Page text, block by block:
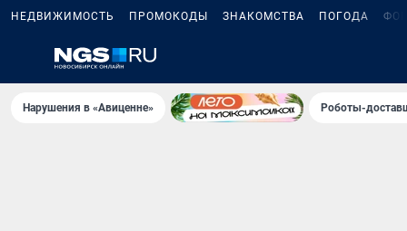
НЕДВИЖИМОСТЬ ПРОМОКОДЫ ЗНАКОМСТВА ПОГОДА
Нарушения в «Авиценне» Роботы-